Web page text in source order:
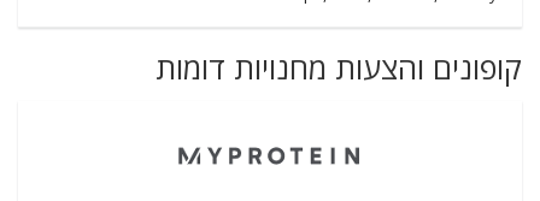
קופונים והצעות מחנויות דומות